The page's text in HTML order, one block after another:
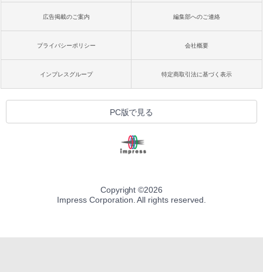
広告掲載のご案内 編集部へのご連絡
プライバシーポリシー 会社概要
インプレスグループ 特定商取引法に基づく表示
PC版で見る
Copyright ©2026
Impress Corporation. All rights reserved.